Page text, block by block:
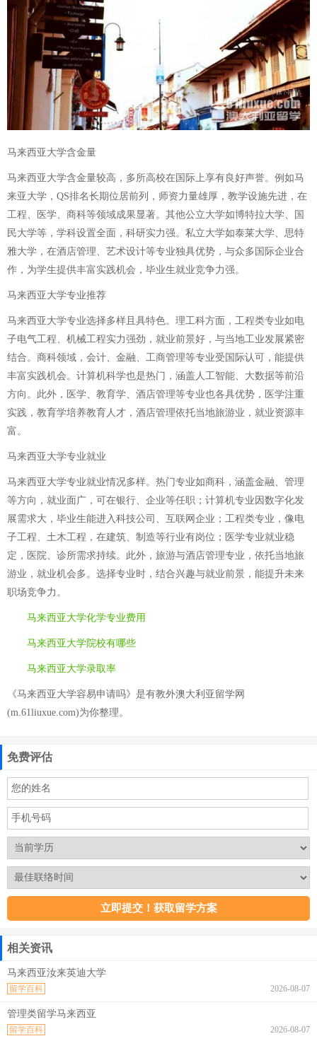
马来西亚大学含金量
马来西亚大学含金量较高，多所高校在国际上享有良好声誉。例如马
来亚大学，QS排名长期位居前列，师资力量雄厚，教学设施先进，在
工程、医学、商科等领域成果显著。其他公立大学如博特拉大学、国
民大学等，学科设置全面，科研实力强。私立大学如泰莱大学、思特
雅大学，在酒店管理、艺术设计等专业独具优势，与众多国际企业合
作，为学生提供丰富实践机会，毕业生就业竞争力强。
马来西亚大学专业推荐
马来西亚大学专业选择多样且具特色。理工科方面，工程类专业如电
子电气工程、机械工程实力强劲，就业前景好，与当地工业发展紧密
结合。商科领域，会计、金融、工商管理等专业受国际认可，能提供
丰富实践机会。计算机科学也是热门，涵盖人工智能、大数据等前沿
方向。此外，医学、教育学、酒店管理等专业也各具优势，医学注重
实践，教育学培养教育人才，酒店管理依托当地旅游业，就业资源丰
富。
马来西亚大学专业就业
马来西亚大学专业就业情况多样。热门专业如商科，涵盖金融、管理
等方向，就业面广，可在银行、企业等任职；计算机专业因数字化发
展需求大，毕业生能进入科技公司、互联网企业；工程类专业，像电
子工程、土木工程，在建筑、制造等行业有岗位；医学专业就业稳
定，医院、诊所需求持续。此外，旅游与酒店管理专业，依托当地旅
游业，就业机会多。选择专业时，结合兴趣与就业前景，能提升未来
职场竞争力。
马来西亚大学化学专业费用
马来西亚大学院校有哪些
马来西亚大学录取率
《马来西亚大学容易申请吗》是有教外澳大利亚留学网
(m.61liuxue.com)为你整理。
免费评估
相关资讯
马来西亚汝来英迪大学
2026-08-07
留学百科
管理类留学马来西亚
2026-08-07
留学百科